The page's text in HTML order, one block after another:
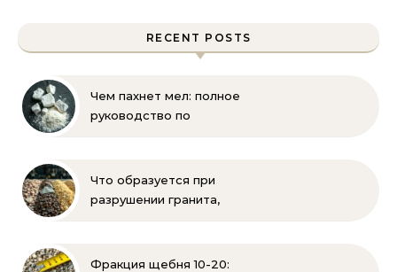
RECENT POSTS
Чем пахнет мел: полное
руководство по
Что образуется при
разрушении гранита,
Геология и
Фракция щебня 10-20: